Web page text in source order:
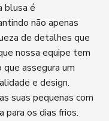
blusa é
não apenas
de detalhes que
nossa equipe tem
assegura um
e design.
suas pequenas com
para os dias frios.